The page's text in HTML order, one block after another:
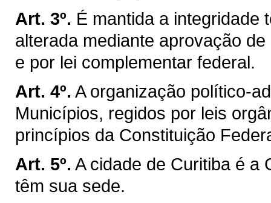
Art. 3º. É mantida a integridade
alterada mediante aprovação
e por lei complementar federal.
Art. 4º. A organização político-
Municípios, regidos por leis
princípios da Constituição
Art. 5º. A cidade de Curitiba é a
têm sua sede.